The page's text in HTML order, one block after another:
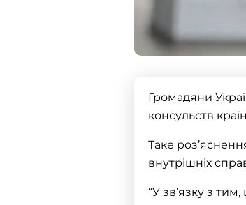
Громадяни
консульств
Таке
внутрішніх
“У зв’язку з